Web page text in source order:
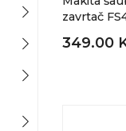
zavrtač
349.00